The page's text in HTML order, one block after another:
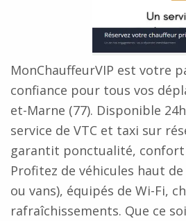
MonChauffeurVIP est votre
confiance pour tous vos
et-Marne (77). Disponible
service de VTC et taxi sur
garantit ponctualité,
Profitez de véhicules haut
ou vans), équipés de Wi-Fi,
rafraîchissements. Que ce